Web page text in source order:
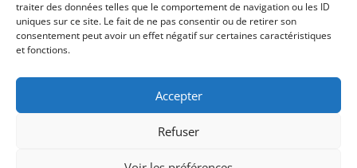
traiter des données telles que le comportement de navigation ou les ID
uniques sur ce site. Le fait de ne pas consentir ou de retirer son
consentement peut avoir un effet négatif sur certaines caractéristiques
et fonctions.
Accepter
Refuser